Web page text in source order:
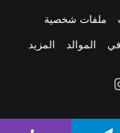
ملفات شخصية
الموالد المزيد